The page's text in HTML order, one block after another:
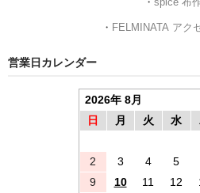
・ FELMINATA アク
営業日カレンダー
2026年 8月
日
月 火 水
2
3 4 5
9
10 11 12